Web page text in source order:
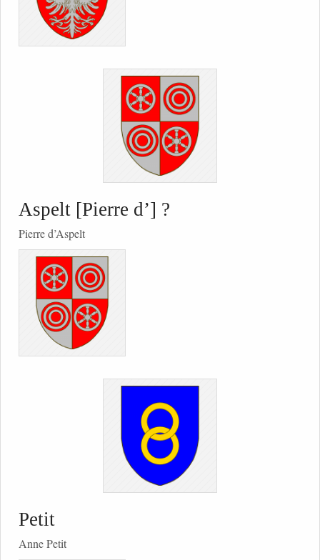
Aspelt [Pierre d’] ?
Pierre d’Aspelt
Petit
Anne Petit